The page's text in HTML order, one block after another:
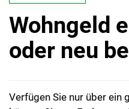
Wohngeld
oder neu
Verfügen Sie nur über ein